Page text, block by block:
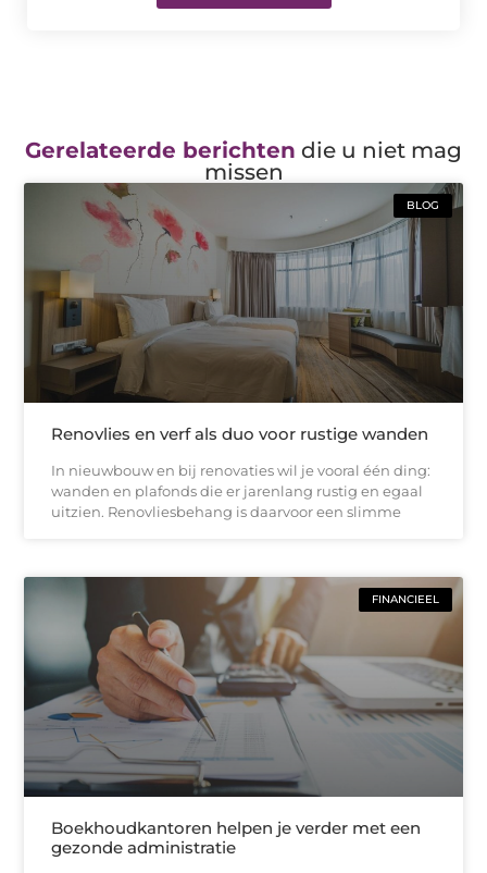
Gerelateerde berichten die u niet mag
missen
BLOG
Renovlies en verf als duo voor rustige wanden
In nieuwbouw en bij renovaties wil je vooral één ding:
wanden en plafonds die er jarenlang rustig en egaal
uitzien. Renovliesbehang is daarvoor een slimme
FINANCIEEL
Boekhoudkantoren helpen je verder met een
gezonde administratie